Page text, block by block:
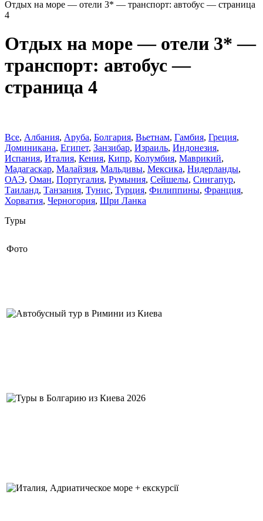
Отдых на море — отели 3* — транспорт: автобус — страница
4
Отдых на море — отели 3* —
транспорт: автобус —
страница 4
Все, Албания, Аруба, Болгария, Вьетнам, Гамбия, Греция,
Доминиканa, Египет, Занзибар, Израиль, Индонезия,
Испания, Италия, Кения, Кипр, Колумбия, Маврикий,
Мадагаскар, Малайзия, Мальдивы, Мексика, Нидерланды,
ОАЭ, Оман, Португалия, Румыния, Сейшелы, Сингапур,
Таиланд, Танзания, Тунис, Турция, Филиппины, Франция,
Хорватия, Черногория, Шри Ланка
Туры
Фото